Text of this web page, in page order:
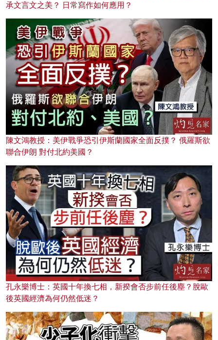
承文言文之美？ 日常寫作如何應用？
陳文鴻教授：美伊戰爭恐引伊斯蘭國家全面反撲？ 俄羅斯欲
聯合伊朗 對付北約美國？
孔永樂博士：英國十年換七相，新揆會否步前任後塵？脫歐
後英國經濟為何仍然低迷？